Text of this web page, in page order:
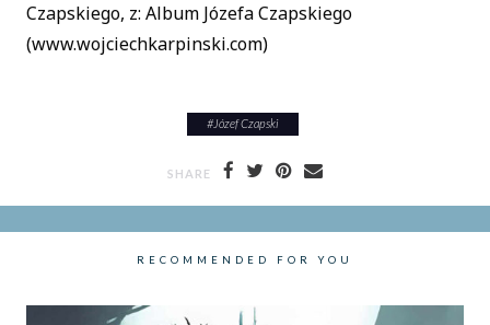
Czapskiego, z: Album Józefa Czapskiego
(www.wojciechkarpinski.com)
#Józef Czapski
SHARE
RECOMMENDED FOR YOU